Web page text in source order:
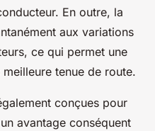
En outre, la
aux variations
ce qui permet une
tenue de route.
conçues pour
avantage conséquent